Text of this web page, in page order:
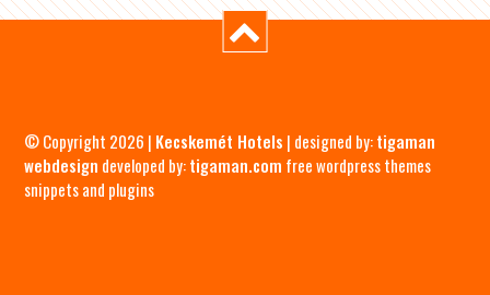
© Copyright 2026 | Kecskemét Hotels | designed by:tigaman
webdesign developed by:tigaman.com free wordpress themes
snippets and plugins